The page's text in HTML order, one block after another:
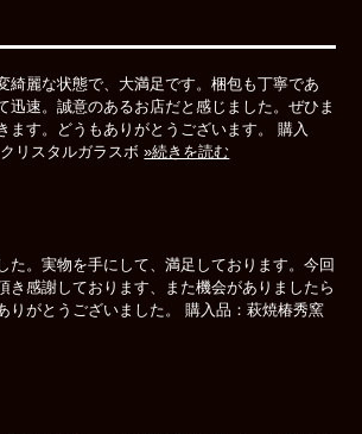
綺麗な状態で、大満足です。梱包も丁寧であ
迅速。誠意のあるお店だと感じました。ぜひま
ます。どうもありがとうございます。 購入
リスタルガラスボ»続きを読む
た。実物を手にして、満足しております。今回
き感謝しております、また機会がありましたら
りがとうございました。 購入品：萩焼椿秀窯